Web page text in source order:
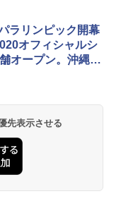
ョン 山善] ポップアッ
げて畳める パッとサ
ーブ フルクローズ メ
ッチテント キャンプ
ざましテレビで紹介》
幅200 2-3人用 43
ビーチ アウトドアパ
シート付 折りたたみ
さ調整 軽量 収納袋付
ス保冷剤 2個セット 2
冷凍 空間倍増 衛生的
ち
ラリンピック開幕
オフィシャルシ
オープン。沖縄初
先表示させる